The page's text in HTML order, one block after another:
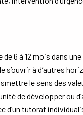
6 à 12 mois dans
s’ouvrir à d’autres
le sens des
de développer ou
tutorat